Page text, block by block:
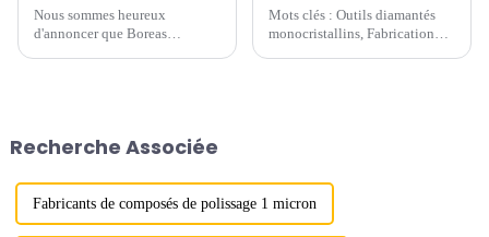
Nous sommes heureux
d'annoncer que Boreas
abrasifs.
Mots clés : Outils diamantés
monocristallins, Fabrication
Recherche Associée
Fabricants de composés de polissage 1 micron